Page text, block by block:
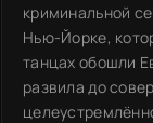
криминальной
Нью-Йорке,
танцах обошли
развила до